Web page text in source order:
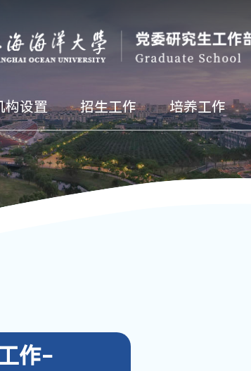
构设置 招生工作 培养工作
作-